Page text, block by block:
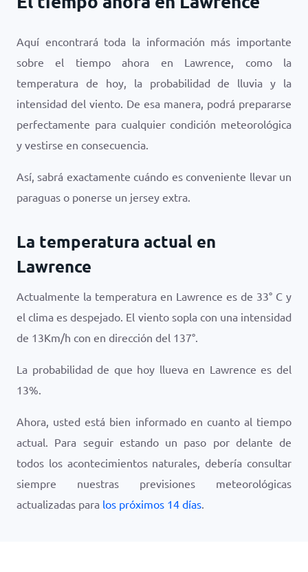
Aquí encontrará toda la información más importante
sobre el tiempo ahora en Lawrence, como la
temperatura de hoy, la probabilidad de lluvia y la
intensidad del viento. De esa manera, podrá prepararse
perfectamente para cualquier condición meteorológica
y vestirse en consecuencia.
Así, sabrá exactamente cuándo es conveniente llevar un
paraguas o ponerse un jersey extra.
La temperatura actual en
Lawrence
Actualmente la temperatura en Lawrence es de 33° C y
el clima es despejado. El viento sopla con una intensidad
de 13Km/h con en dirección del 137°.
La probabilidad de que hoy llueva en Lawrence es del
13%.
Ahora, usted está bien informado en cuanto al tiempo
actual. Para seguir estando un paso por delante de
todos los acontecimientos naturales, debería consultar
siempre nuestras previsiones meteorológicas
actualizadas para los próximos 14 días.